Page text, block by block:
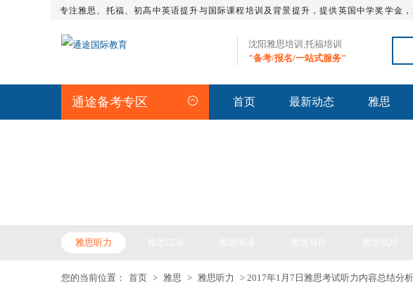
专注雅思、托福、初高中英语提升与国际课程培训及背景提升，提供英国中学奖学
沈阳雅思培训,托福培训
"备考/报名/一站式服务"
通途备考专区 首页 最新动态 雅思
雅思听力
您的当前位置： 首页 > 雅思 > 雅思听力 > 2017年1月7日雅思考试听力内容总结分析